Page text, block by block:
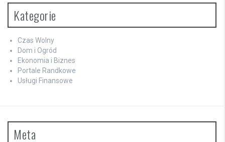
Kategorie
Czas Wolny
Dom i Ogród
Ekonomia i Biznes
Portale Randkowe
Usługi Finansowe
Meta